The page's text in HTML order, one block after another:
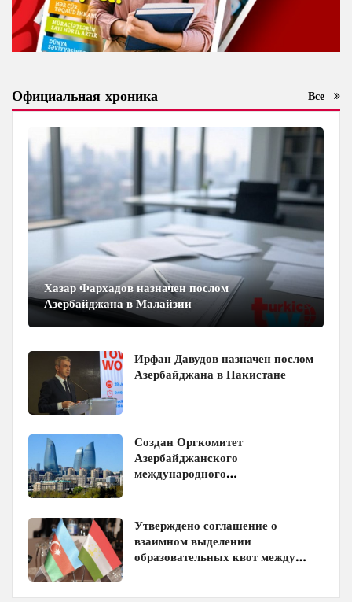
Официальная хроника Все
Хазар Фархадов назначен послом
Азербайджана в Малайзии
Ирфан Давудов назначен послом
Азербайджана в Пакистане
Создан Оргкомитет
Азербайджанского
международного
Утверждено соглашение о
взаимном выделении
образовательных квот между